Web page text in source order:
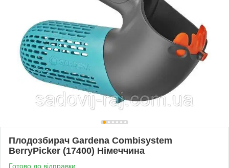
Плодозбирач Gardena Combisystem
BerryPicker (17400) Німеччина
Готово до відправки